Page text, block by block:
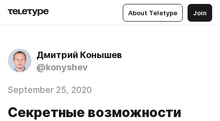
About Teletype Join
Дмитрий Конышев
@konyshev
September 25, 2020
Секретные возможности